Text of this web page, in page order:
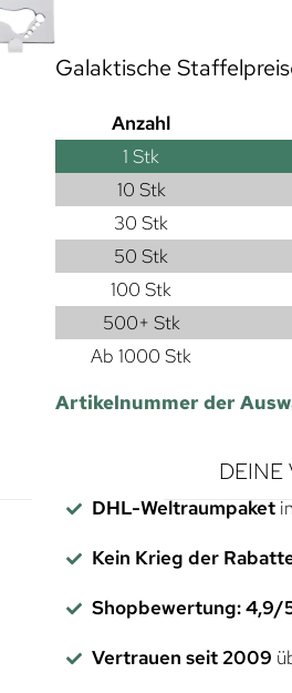
Galaktische
Anzahl
1 Stk
10 Stk
30 Stk
50 Stk
100 Stk
500+ Stk
Ab 1000 Stk
Artikelnummer der
DEINE
DHL-Weltraumpaket
Kein Krieg der
Shopbewertung: 4,9/
Vertrauen seit 2009